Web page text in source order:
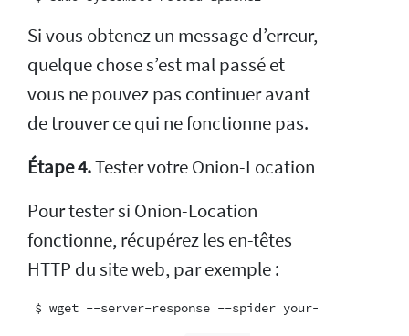
Si vous obtenez un message d’erreur,
quelque chose s’est mal passé et
vous ne pouvez pas continuer avant
de trouver ce qui ne fonctionne pas.
Étape 4.Tester votre Onion-Location
Pour tester si Onion-Location
fonctionne, récupérez les en-têtes
HTTP du site web, par exemple :